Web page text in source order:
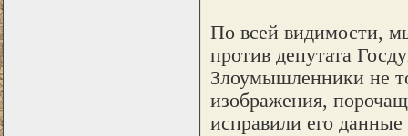
По всей видимости,
против депутата
Злоумышленники не
изображения,
исправили его